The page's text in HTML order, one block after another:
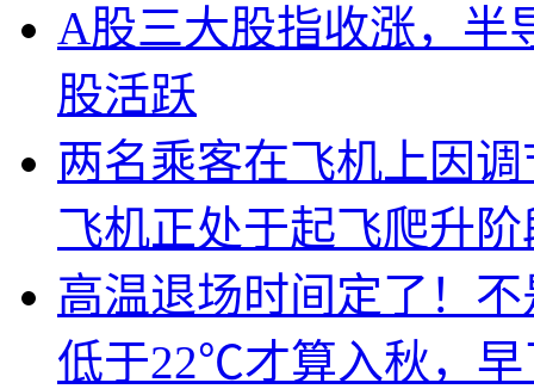
A股三大股指收涨，半
股活跃
两名乘客在飞机上因
飞机正处于起飞爬升阶
高温退场时间定了！
低于22℃才算入秋，早